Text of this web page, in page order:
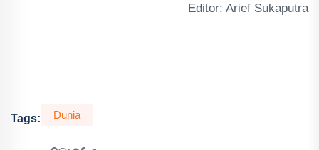
Editor: Arief Sukaputra
Tags: Dunia